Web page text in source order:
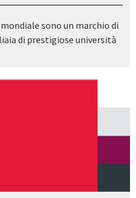
sono un marchio di
di prestigiose università